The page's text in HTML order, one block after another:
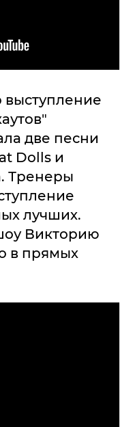
две песни
Dolls и
Тренеры
лучших.
Викторию
в прямых